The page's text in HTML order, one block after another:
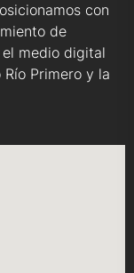
con
de
medio digital
Primero y la